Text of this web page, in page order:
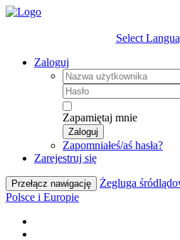
Select
Zaloguj
Zapamiętaj mnie
Zaloguj
Zapomniałeś/aś hasła?
Zarejestruj się
Przełącz nawigację
Żegluga
Polsce i Europie